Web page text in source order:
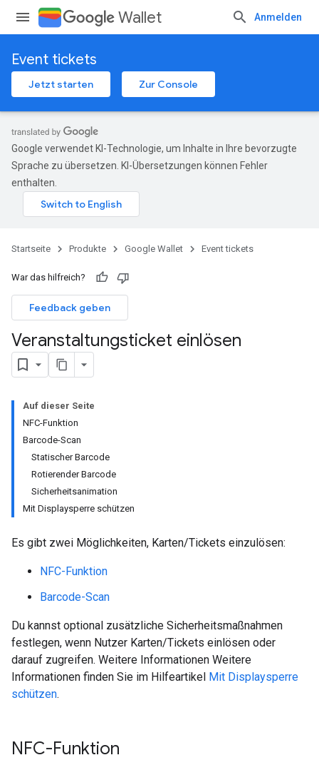
Wallet Anmelden
Event tickets
Jetzt starten Zur Console
Google verwendet KI-Technologie, um Inhalte in Ihre bevorzugte
Sprache zu übersetzen. KI-Übersetzungen können Fehler
enthalten.
Startseite Produkte Google Wallet Event tickets
War das hilfreich?
Feedback geben
Veranstaltungsticket einlösen
Auf dieser Seite
NFC-Funktion
Barcode-Scan
Statischer Barcode
Rotierender Barcode
Sicherheitsanimation
Mit Displaysperre schützen
Es gibt zwei Möglichkeiten, Karten/Tickets einzulösen:
NFC-Funktion
Barcode-Scan
Du kannst optional zusätzliche Sicherheitsmaßnahmen
festlegen, wenn Nutzer Karten/Tickets einlösen oder
darauf zugreifen. Weitere Informationen Weitere
Informationen finden Sie im Hilfeartikel Mit Displaysperre
schützen.
NFC-Funktion